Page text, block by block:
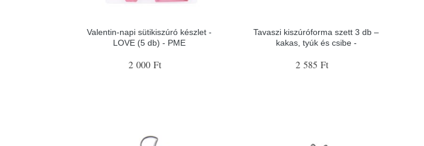
Valentin-napi sütikiszúró készlet -
LOVE (5 db) - PME
2 000 Ft
Tavaszi kiszúróforma szett 3 db –
kakas, tyúk és csibe -
2 585 Ft